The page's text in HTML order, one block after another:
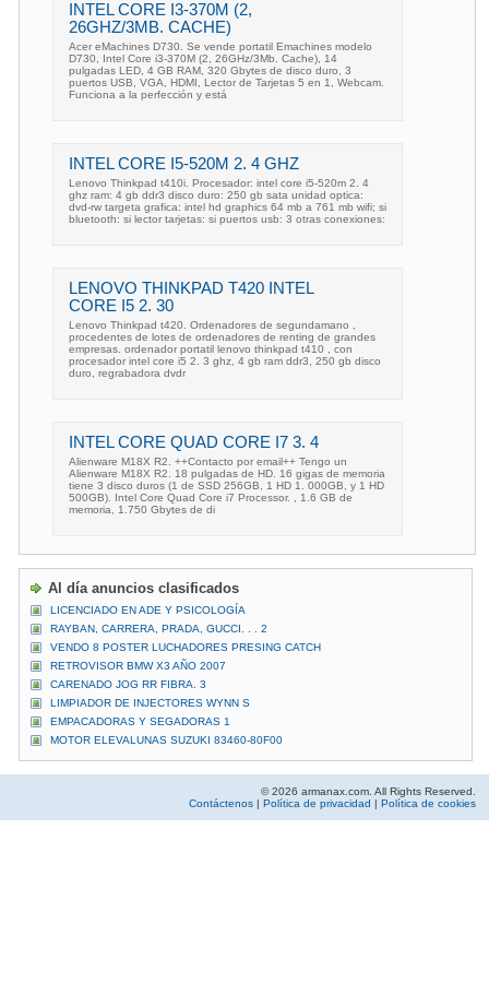
INTEL CORE I3-370M (2,
26GHZ/3MB. CACHE)
Acer eMachines D730. Se vende portatil Emachines modelo
D730, Intel Core i3-370M (2, 26GHz/3Mb. Cache), 14
pulgadas LED, 4 GB RAM, 320 Gbytes de disco duro, 3
puertos USB, VGA, HDMI, Lector de Tarjetas 5 en 1, Webcam.
Funciona a la perfección y está
INTEL CORE I5-520M 2. 4 GHZ
Lenovo Thinkpad t410i. Procesador: intel core i5-520m 2. 4
ghz ram: 4 gb ddr3 disco duro: 250 gb sata unidad optica:
dvd-rw targeta grafica: intel hd graphics 64 mb a 761 mb wifi; si
bluetooth: si lector tarjetas: si puertos usb: 3 otras conexiones:
LENOVO THINKPAD T420 INTEL
CORE I5 2. 30
Lenovo Thinkpad t420. Ordenadores de segundamano ,
procedentes de lotes de ordenadores de renting de grandes
empresas. ordenador portatil lenovo thinkpad t410 , con
procesador intel core i5 2. 3 ghz, 4 gb ram ddr3, 250 gb disco
duro, regrabadora dvdr
INTEL CORE QUAD CORE I7 3. 4
Alienware M18X R2. ++Contacto por email++ Tengo un
Alienware M18X R2. 18 pulgadas de HD. 16 gigas de memoria
tiene 3 disco duros (1 de SSD 256GB, 1 HD 1. 000GB, y 1 HD
500GB). Intel Core Quad Core i7 Processor. , 1.6 GB de
memoria, 1.750 Gbytes de di
Al día anuncios clasificados
LICENCIADO EN ADE Y PSICOLOGÍA
RAYBAN, CARRERA, PRADA, GUCCI. . . 2
VENDO 8 POSTER LUCHADORES PRESING CATCH
RETROVISOR BMW X3 AÑO 2007
CARENADO JOG RR FIBRA. 3
LIMPIADOR DE INJECTORES WYNN S
EMPACADORAS Y SEGADORAS 1
MOTOR ELEVALUNAS SUZUKI 83460-80F00
© 2026 armanax.com. All Rights Reserved.
Contáctenos | Política de privacidad | Política de cookies